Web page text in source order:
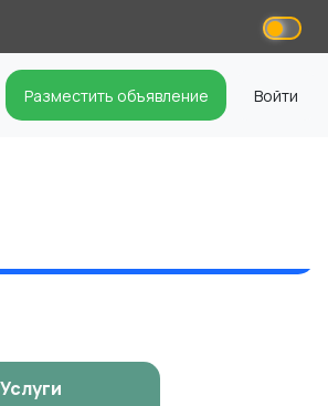
Разместить объявление Войти
Услуги